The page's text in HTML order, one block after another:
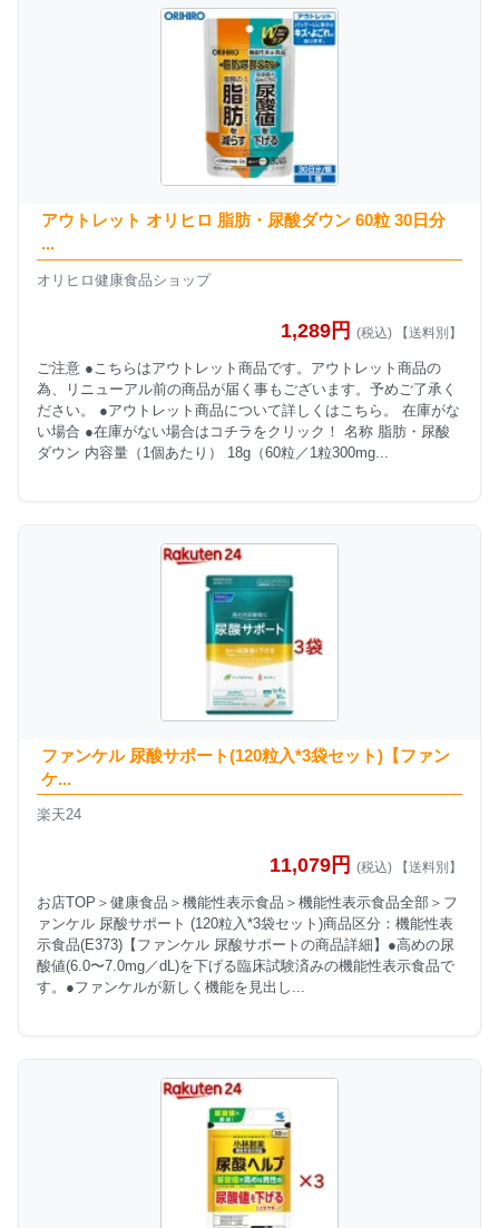
アウトレット オリヒロ 脂肪・尿酸ダウン 60粒 30日分
...
オリヒロ健康食品ショップ
1,289円 (税込) 【送料別】
ご注意 ●こちらはアウトレット商品です。アウトレット商品の
為、リニューアル前の商品が届く事もございます。予めご了承く
ださい。 ●アウトレット商品について詳しくはこちら。 在庫がな
い場合 ●在庫がない場合はコチラをクリック！ 名称 脂肪・尿酸
ダウン 内容量（1個あたり） 18g（60粒／1粒300mg...
ファンケル 尿酸サポート(120粒入*3袋セット)【ファン
ケ...
楽天24
11,079円 (税込) 【送料別】
お店TOP＞健康食品＞機能性表示食品＞機能性表示食品全部＞フ
ァンケル 尿酸サポート (120粒入*3袋セット)商品区分：機能性表
示食品(E373)【ファンケル 尿酸サポートの商品詳細】●高めの尿
酸値(6.0〜7.0mg／dL)を下げる臨床試験済みの機能性表示食品で
す。●ファンケルが新しく機能を見出し...